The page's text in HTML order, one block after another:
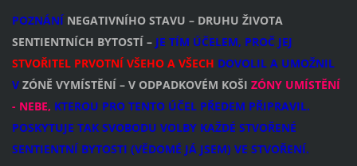
POZNÁNÍ NEGATIVNÍHO STAVU – DRUHU ŽIVOTA
SENTIENTNÍCH BYTOSTÍ – JE TÍM ÚČELEM, PROČ JEJ
STVOŘITEL PRVOTNÍ VŠEHO A VŠECH DOVOLIL A UMOŽNIL
V ZÓNĚ VYMÍSTĚNÍ – V ODPADKOVÉM KOŠI ZÓNY UMÍSTĚNÍ
- NEBE, KTEROU PRO TENTO ÚČEL PŘEDEM PŘIPRAVIL.
POSKYTUJE TAK SVOBODU VOLBY KAŽDÉ STVOŘENÉ
SENTIENTNÍ BYTOSTI (VĚDOMÉ JÁ JSEM) VE STVOŘENÍ.